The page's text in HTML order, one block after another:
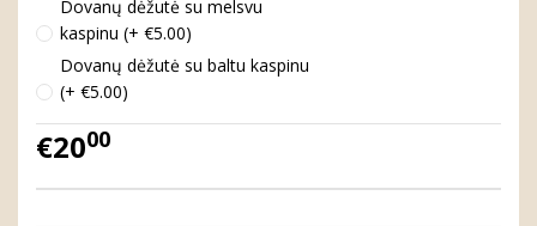
Dovanų dėžutė su melsvu
kaspinu (+ €5.00)
Dovanų dėžutė su baltu kaspinu
(+ €5.00)
€2000